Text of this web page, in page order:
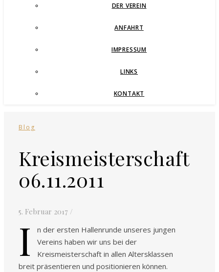
DER VEREIN
ANFAHRT
IMPRESSUM
LINKS
KONTAKT
Blog
Kreismeisterschaft
06.11.2011
5. Februar 2017 /
I
n der ersten Hallenrunde unseres jungen
Vereins haben wir uns bei der
Kreismeisterschaft in allen Altersklassen
breit präsentieren und positionieren können.